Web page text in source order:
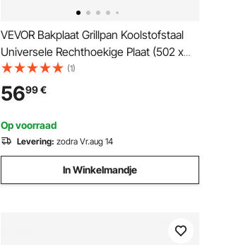
VEVOR Bakplaat Grillpan Koolstofstaal
Universele Rechthoekige Plaat (502 x
370 mm) met Platte Bovenkant,
Gasgrillplaat voor BBQ Grill Teppanyaki,
Draagbare Familie Kookgerei met
Handvat
(1)
5699€
Op voorraad
Levering: zodra Vr.aug 14
In Winkelmandje